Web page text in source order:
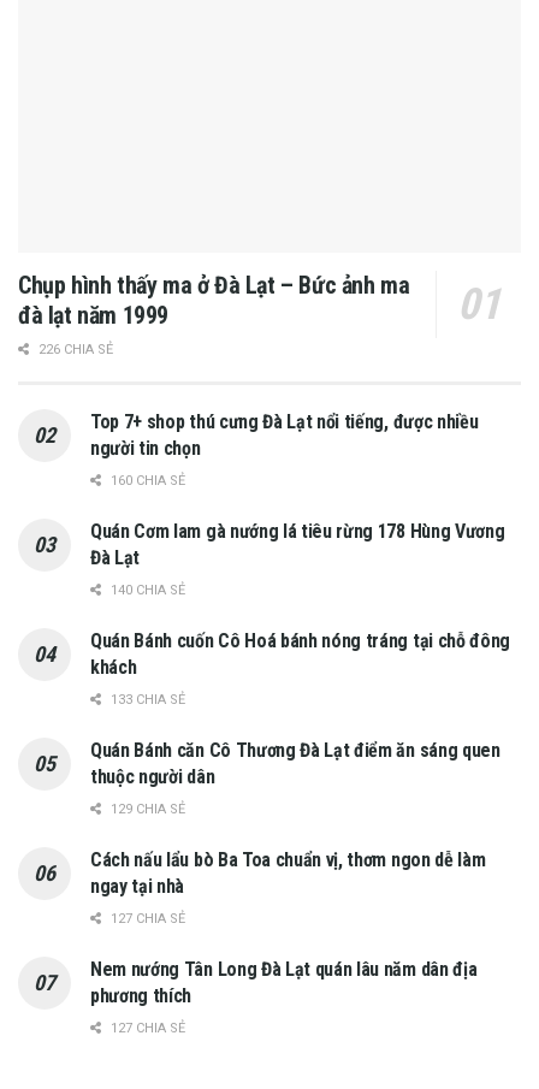
Chụp hình thấy ma ở Đà Lạt – Bức ảnh ma
đà lạt năm 1999
226 CHIA SẺ
Top 7+ shop thú cưng Đà Lạt nổi tiếng, được nhiều
người tin chọn
160 CHIA SẺ
Quán Cơm lam gà nướng lá tiêu rừng 178 Hùng Vương
Đà Lạt
140 CHIA SẺ
Quán Bánh cuốn Cô Hoá bánh nóng tráng tại chỗ đông
khách
133 CHIA SẺ
Quán Bánh căn Cô Thương Đà Lạt điểm ăn sáng quen
thuộc người dân
129 CHIA SẺ
Cách nấu lẩu bò Ba Toa chuẩn vị, thơm ngon dễ làm
ngay tại nhà
127 CHIA SẺ
Nem nướng Tân Long Đà Lạt quán lâu năm dân địa
phương thích
127 CHIA SẺ